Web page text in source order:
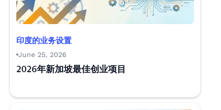
印度的业务设置
June 25, 2026
2026年新加坡最佳创业项目